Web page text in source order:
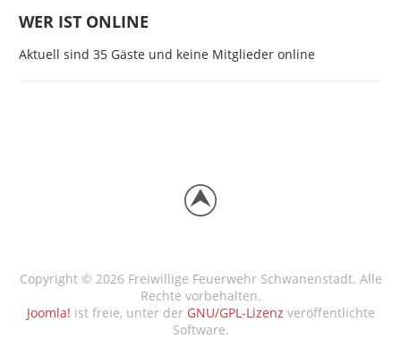
WER IST ONLINE
Aktuell sind 35 Gäste und keine Mitglieder online
Copyright © 2026 Freiwillige Feuerwehr Schwanenstadt. Alle
Rechte vorbehalten.
Joomla! ist freie, unter der GNU/GPL-Lizenz veröffentlichte
Software.